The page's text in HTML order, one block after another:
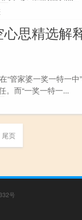
思精选解
“管家婆一奖一特一中
。而“一奖一特一...
尾页
号